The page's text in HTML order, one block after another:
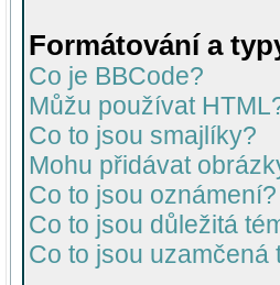
Formátování a
Co je BBCode?
Můžu používat
Co to jsou smajlíky?
Mohu přidávat
Co to jsou oznámení?
Co to jsou důležitá
Co to jsou uzamčená